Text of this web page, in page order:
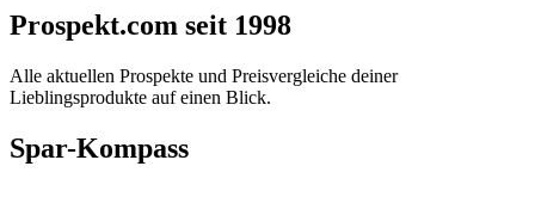
Prospekt.com seit 1998
Alle aktuellen Prospekte und Preisvergleiche deiner
Lieblingsprodukte auf einen Blick.
Spar-Kompass